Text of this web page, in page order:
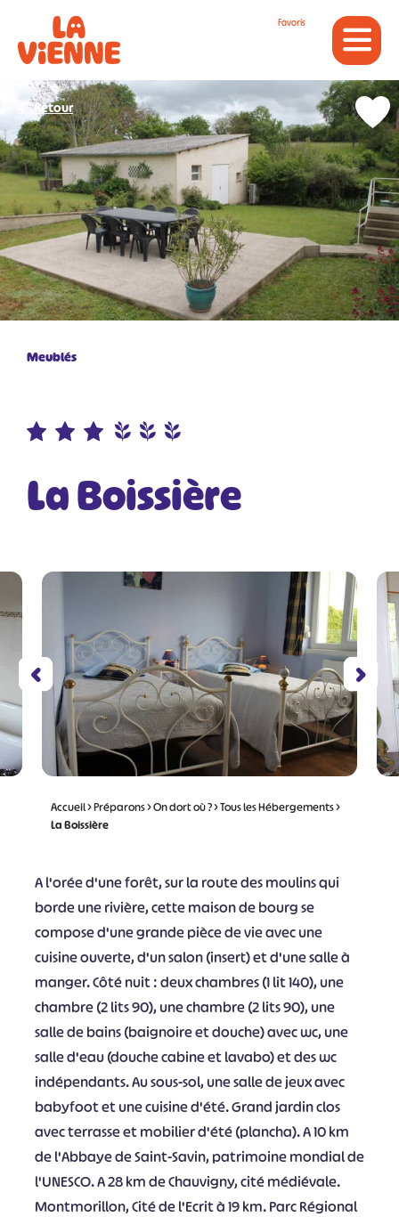
Favoris
Meublés
La Boissière
Retour
Accueil>Préparons>On dort où ?>Tous les Hébergements>
La Boissière
A l'orée d'une forêt, sur la route des moulins qui
borde une rivière, cette maison de bourg se
compose d'une grande pièce de vie avec une
cuisine ouverte, d'un salon (insert) et d'une salle à
manger. Côté nuit : deux chambres (1 lit 140), une
chambre (2 lits 90), une chambre (2 lits 90), une
salle de bains (baignoire et douche) avec wc, une
salle d'eau (douche cabine et lavabo) et des wc
indépendants. Au sous-sol, une salle de jeux avec
babyfoot et une cuisine d'été. Grand jardin clos
avec terrasse et mobilier d'été (plancha). A 10 km
de l'Abbaye de Saint-Savin, patrimoine mondial de
l'UNESCO. A 28 km de Chauvigny, cité médiévale.
Montmorillon, Cité de l'Ecrit à 19 km. Parc Régional